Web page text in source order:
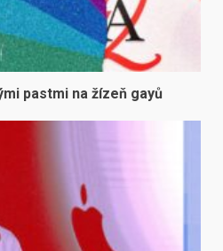
pastmi na žízeň gayů